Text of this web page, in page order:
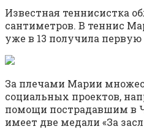
Известная теннисистка
сантиметров. В теннис
уже в 13 получила первую
За плечами Марии
социальных проектов,
помощи пострадавшим в
имеет две медали «За